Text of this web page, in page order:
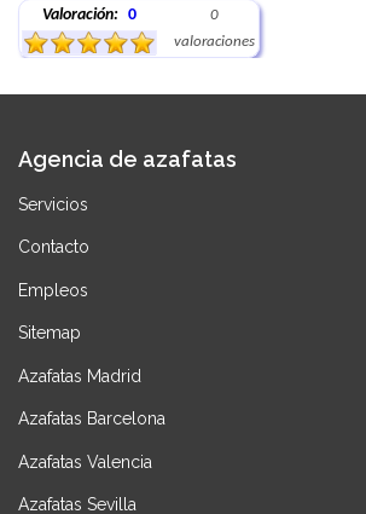
Valoración: 0
0
valoraciones
Agencia de azafatas
Servicios
Contacto
Empleos
Sitemap
Azafatas Madrid
Azafatas Barcelona
Azafatas Valencia
Azafatas Sevilla